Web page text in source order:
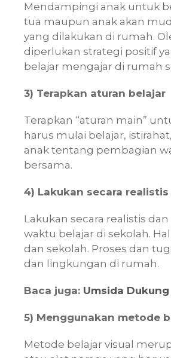
Mendampingi anak untuk
tua maupun anak akan
yang dilakukan di rumah.
diperlukan strategi positif
belajar mengajar di rumah
3) Terapkan aturan belajar
Terapkan “aturan main”
harus mulai belajar,
anak tentang pembagian
bersama.
4) Lakukan secara
Lakukan secara realistis
waktu belajar di sekolah.
dan sekolah. Proses dan
dan lingkungan di rumah.
Baca juga: Umsida
5) Menggunakan metode
Metode belajar visual